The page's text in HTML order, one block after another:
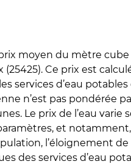
moyen du mètre cube
Ce prix est
services d’eau
n’est pas pondérée
Le prix de l’eau varie
et notamment,
l’éloignement de
des services d’eau